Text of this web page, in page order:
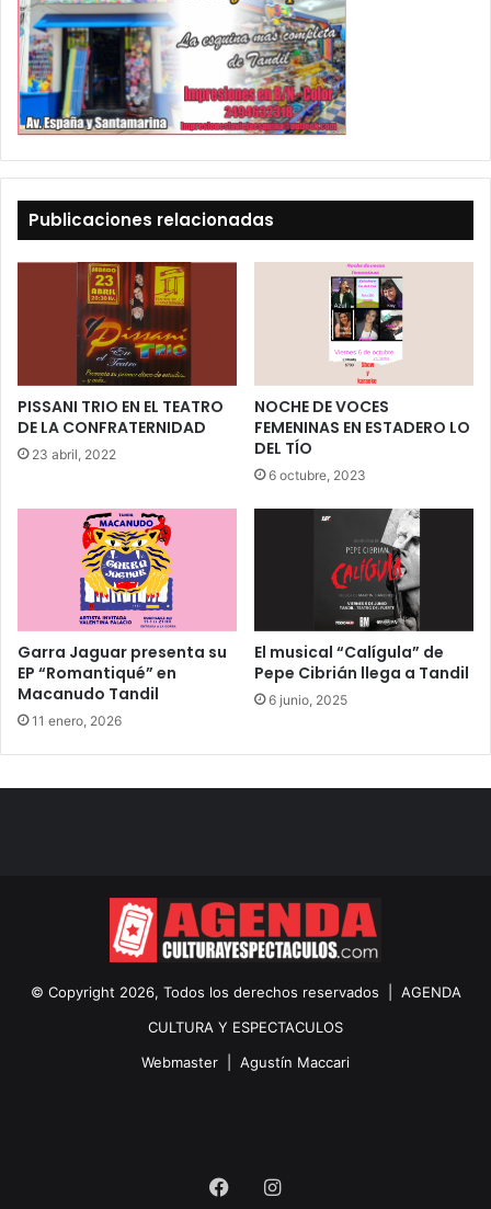
Publicaciones relacionadas
PISSANI TRIO EN EL TEATRO
DE LA CONFRATERNIDAD
23 abril, 2022
NOCHE DE VOCES
FEMENINAS EN ESTADERO LO
DEL TÍO
6 octubre, 2023
Garra Jaguar presenta su
EP “Romantiqué” en
Macanudo Tandil
11 enero, 2026
El musical “Calígula” de
Pepe Cibrián llega a Tandil
6 junio, 2025
© Copyright 2026, Todos los derechos reservados | AGENDA
CULTURA Y ESPECTACULOS
Webmaster | Agustín Maccari